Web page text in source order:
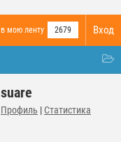
Вход
в мою ленту 2679
suare
Профиль | Статистика